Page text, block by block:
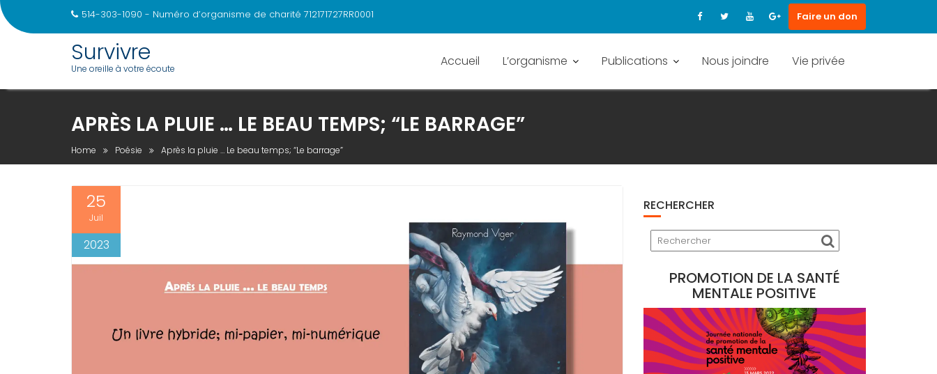
514-303-1090 - Numéro d’organisme de charité 712171727RR0001 Faire un don
Survivre
Une oreille à votre écoute Accueil L’organisme Publications Nous joindre Vie privée
APRÈS LA PLUIE … LE BEAU TEMPS; “LE BARRAGE”
Home Poésie Après la pluie … Le beau temps; “Le barrage”
25
Juil
2023
RECHERCHER
PROMOTION DE LA SANTÉ
MENTALE POSITIVE